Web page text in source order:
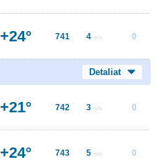
+24° 741 4 m/s 0
Detaliat
+21° 742 3 m/s 0
+24° 743 5 m/s 0